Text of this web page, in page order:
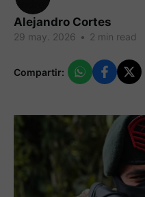
Alejandro Cortes
29 may. 2026 • 2 min read
Compartir: